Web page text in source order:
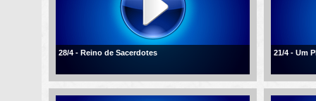
28/4 - Reino de Sacerdotes 21/4 - Um